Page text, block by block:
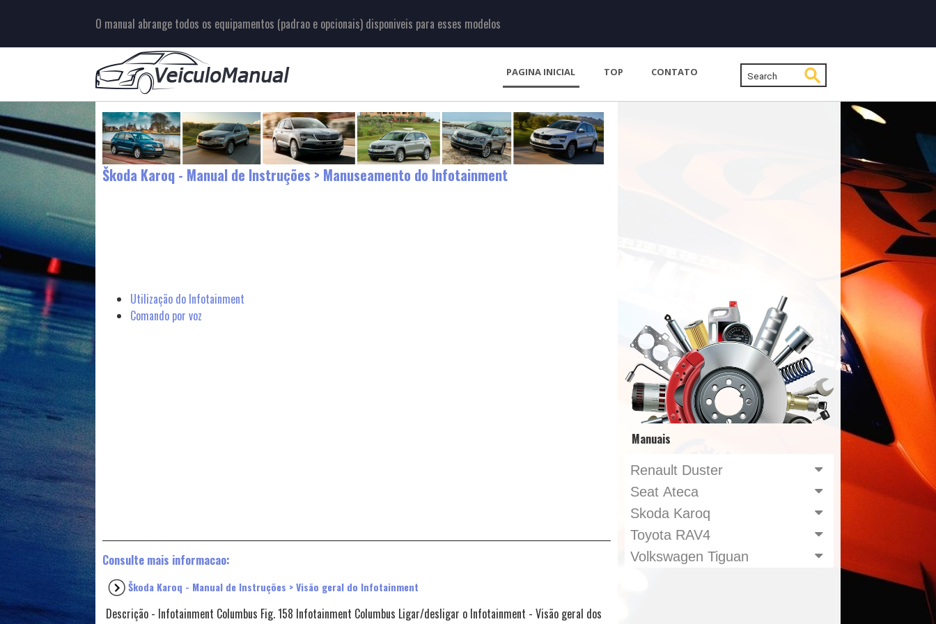
O manual abrange todos os equipamentos (padrao e opcionais) disponiveis para esses modelos
PAGINA INICIAL TOP CONTATO
Škoda Karoq - Manual de Instruções > Manuseamento do Infotainment
Utilização do Infotainment
Comando por voz
Consulte mais informacao:
Škoda Karoq - Manual de Instruções > Visão geral do Infotainment
Descrição - Infotainment Columbus Fig. 158 Infotainment Columbus Ligar/desligar o Infotainment - Visão geral dos
Manuais
Renault Duster
Seat Ateca
Skoda Karoq
Toyota RAV4
Volkswagen Tiguan